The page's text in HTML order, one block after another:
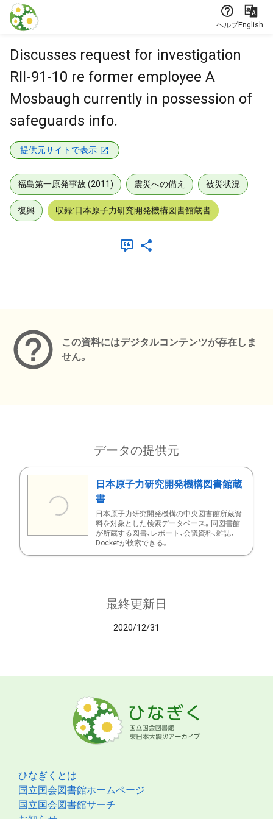
本文に飛ぶ
ヘルプEnglish
Discusses request for investigation
RII-91-10 re former employee A
Mosbaugh currently in possession of
safeguards info.
提供元サイトで表示
福島第一原発事故 (2011) 震災への備え 被災状況
復興 収録:日本原子力研究開発機構図書館蔵書
この資料にはデジタルコンテンツが存在しま
せん。
データの提供元
日本原子力研究開発機構図書館蔵
書
日本原子力研究開発機構の中央図書館所蔵資
料を対象とした検索データベース。同図書館
が所蔵する図書、レポート、会議資料、雑誌、
Docketが検索できる。
最終更新日
2020/12/31
ひなぎくとは
国立国会図書館ホームページ
国立国会図書館サーチ